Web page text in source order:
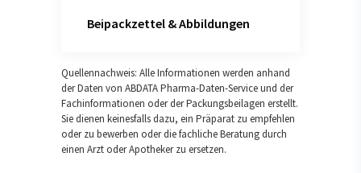
Beipackzettel & Abbildungen
Quellennachweis: Alle Informationen werden anhand
der Daten von ABDATA Pharma-Daten-Service und der
Fachinformationen oder der Packungsbeilagen erstellt.
Sie dienen keinesfalls dazu, ein Präparat zu empfehlen
oder zu bewerben oder die fachliche Beratung durch
einen Arzt oder Apotheker zu ersetzen.